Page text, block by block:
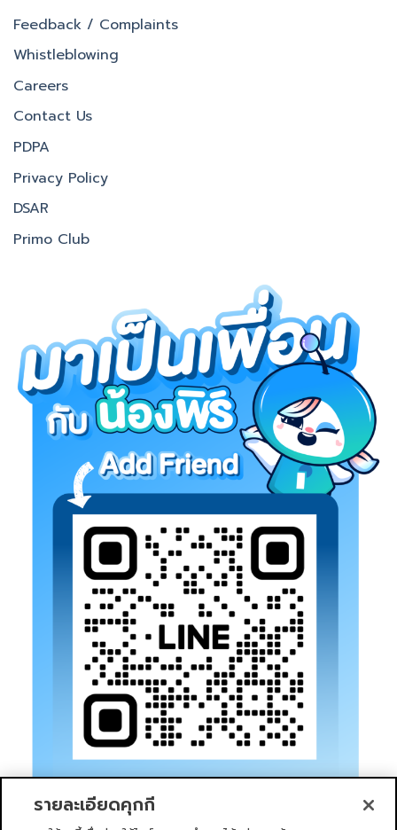
Feedback / Complaints
Whistleblowing
Careers
Contact Us
PDPA
Privacy Policy
DSAR
Primo Club
รายละเอียดคุกกี้